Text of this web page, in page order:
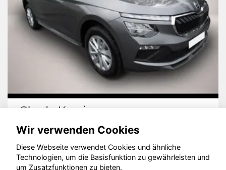
Skoda Kamiq
© konjunkturmotor.de GmbH 2020 - 2026
Wir verwenden Cookies
Diese Webseite verwendet Cookies und ähnliche
Technologien, um die Basisfunktion zu gewährleisten und
um Zusatzfunktionen zu bieten.